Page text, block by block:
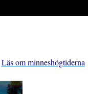
Läs om minneshögtiderna